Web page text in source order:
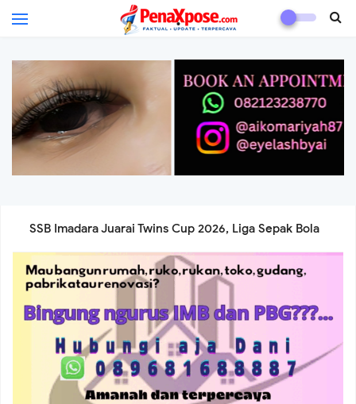
.
Koramil 02/Tambora Intensifkan Patroli Malam, Ciptakan
Rasa Aman dan Cegah Tawuran di Wilayah Binaan
Koramil 02/Tambora Pastikan Wilayah Aman, Monitoring
Dini Hari Tunjukkan Nihil Genangan di 11 Kelurahan